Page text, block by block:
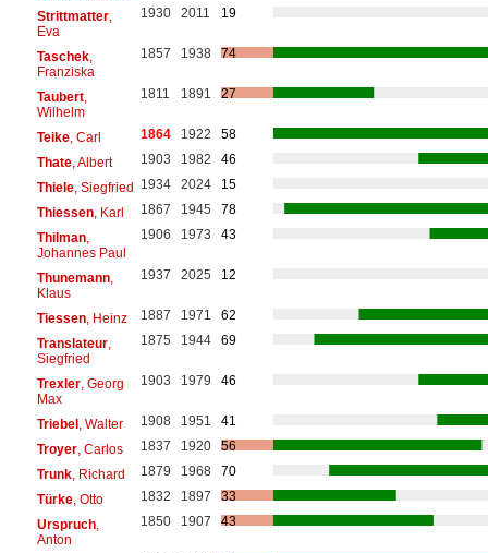
Strittmatter,
Eva
1930 2011 19
Taschek,
Franziska
1857 1938 74
Taubert,
Wilhelm
1811 1891 27
Teike, Carl 1864 1922
58
Thate, Albert 1903 1982
46
Thiele, Siegfried 1934 2024
15
Thiessen, Karl 1867 1945
78
Thilman,
Johannes Paul
1906 1973 43
Thunemann,
Klaus
1937 2025 12
Tiessen, Heinz 1887 1971
62
Translateur,
Siegfried
1875 1944 69
Trexler, Georg
Max
1903 1979 46
Triebel, Walter 1908 1951
41
Troyer, Carlos 1837 1920
56
Trunk, Richard 1879 1968
70
Türke, Otto 1832 1897
33
Urspruch,
Anton
1850 1907 43